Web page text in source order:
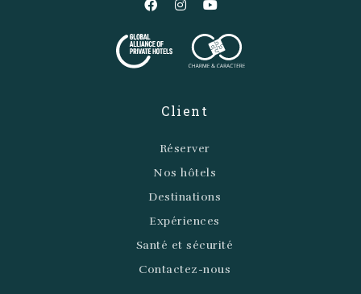
Client
Réserver
Nos hôtels
Destinations
Expériences
Santé et sécurité
Contactez-nous